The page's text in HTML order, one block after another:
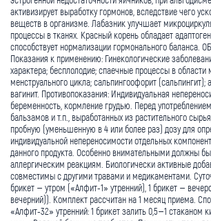
активизирует выработку гормонов, вследствие чего
веществ в организме. Лабазник улучшает
процессы в тканях. Красный корень обладает
способствует нормализации гормонального
Показания к применению: Гинекологические
характера; бесплолодие; спаечные процессы в
менструального цикла; сальпингоофорит (сальпингит);
вагинит. Противопоказания: Индивидуальная
беременность, кормление грудью. Перед
бальзамов и т.п., выработанных из растительного
пробную (уменьшенную в 4 или более раз) дозу для
индивидуальной непереносимости отдельных
данного продукта. Особенно внимательными должны
аллергическим реакциям. Биологически активные
совместимы с другими травами и медикаментами.
брикет – утром («Алфит-1» утренний), 1 брикет –
вечерний)). Комплект рассчитан на 1 месяц приема.
«Алфит-32» утренний: 1 брикет залить 0,5–1 стаканом